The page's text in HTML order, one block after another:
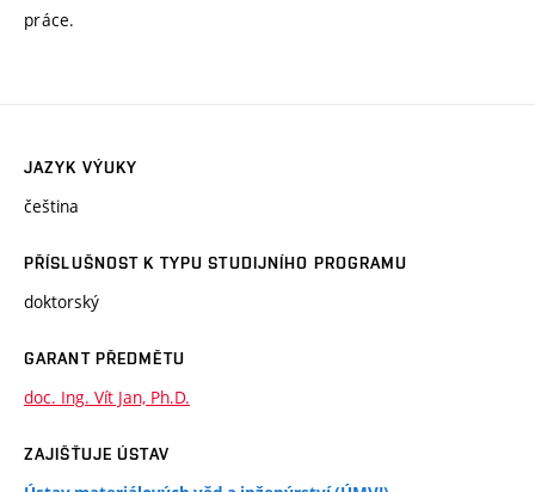
práce.
JAZYK VÝUKY
čeština
PŘÍSLUŠNOST K TYPU STUDIJNÍHO PROGRAMU
doktorský
GARANT PŘEDMĚTU
doc. Ing. Vít Jan, Ph.D.
ZAJIŠŤUJE ÚSTAV